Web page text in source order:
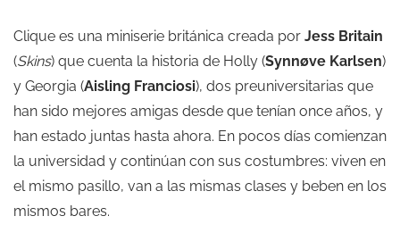
Clique es una miniserie británica creada por Jess Britain
(Skins) que cuenta la historia de Holly (Synnøve Karlsen)
y Georgia (Aisling Franciosi), dos preuniversitarias que
han sido mejores amigas desde que tenían once años, y
han estado juntas hasta ahora. En pocos días comienzan
la universidad y continúan con sus costumbres: viven en
el mismo pasillo, van a las mismas clases y beben en los
mismos bares.